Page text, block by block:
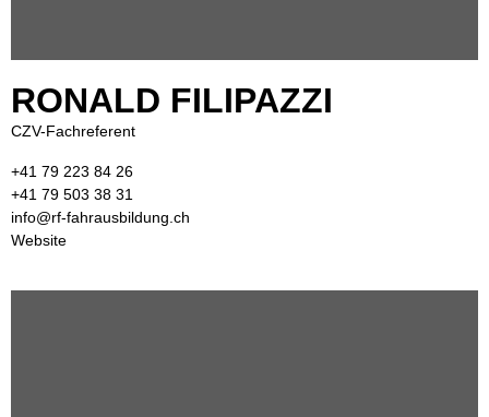
RONALD FILIPAZZI
CZV-Fachreferent
+41 79 223 84 26
+41 79 503 38 31
info@rf-fahrausbildung.ch
Website